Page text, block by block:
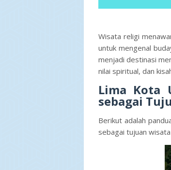
Wisata religi
untuk mengenal
menjadi destinasi
nilai spiritual, dan
Lima Kota
sebagai
Berikut adalah
sebagai tujuan